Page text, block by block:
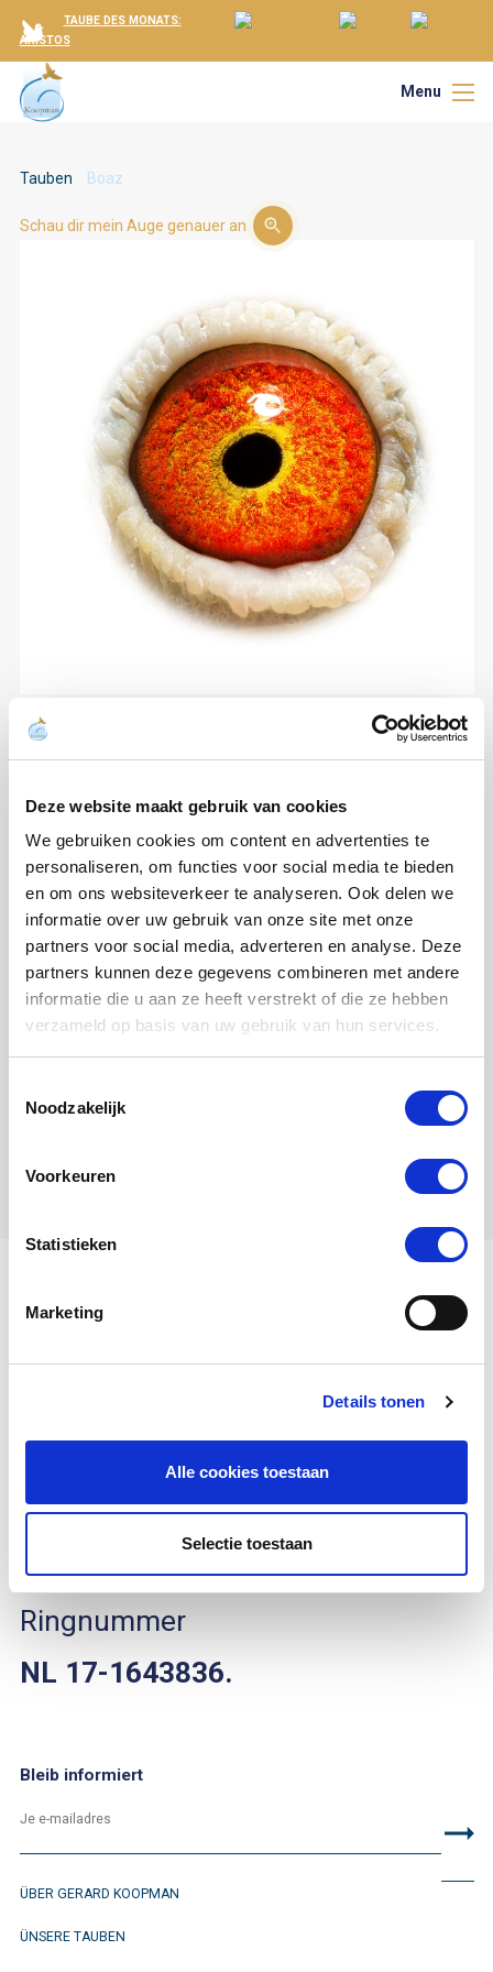
Deze website maakt gebruik van cookies
We gebruiken cookies om content en advertenties te
personaliseren, om functies voor social media te bieden
en om ons websiteverkeer te analyseren. Ook delen we
informatie over uw gebruik van onze site met onze
partners voor social media, adverteren en analyse. Deze
partners kunnen deze gegevens combineren met andere
informatie die u aan ze heeft verstrekt of die ze hebben
verzameld op basis van uw gebruik van hun services.
Noodzakelijk
Voorkeuren
Statistieken
Marketing
Details tonen
Alle cookies toestaan
Selectie toestaan
TAUBE DES MONATS:
ARISTOS
Menu
Tauben Boaz
Schau dir mein Auge genauer an
Pricus
Ich heiße Boaz.
ist einVogel, geboren im
Jahr2017.
Sie finden ihn anhand der
Ringnummer
NL 17-1643836.
Bleib informiert
ÜBER GERARD KOOPMAN
ÜNSERE TAUBEN